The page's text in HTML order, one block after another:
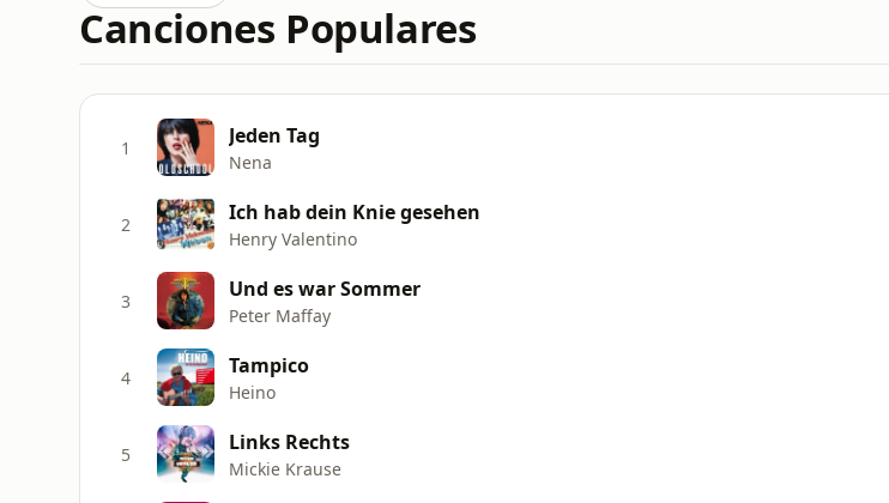
Canciones Populares
1 Jeden Tag
Nena
2 Ich hab dein Knie gesehen
Henry Valentino
3 Und es war Sommer
Peter Maffay
4 Tampico
Heino
5 Links Rechts
Mickie Krause